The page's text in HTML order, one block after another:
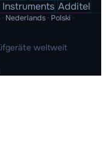
Additel
· Nederlands · Polski ·
weltweit